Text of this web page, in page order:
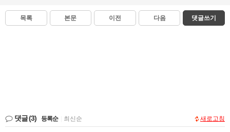
목록 본문 이전 다음 댓글쓰기
댓글(3) 등록순 최신순 새로고침